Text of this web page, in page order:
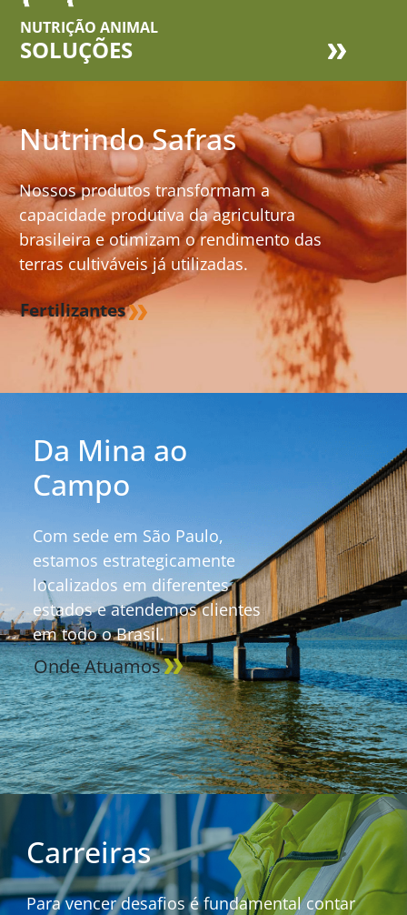
NUTRIÇÃO ANIMAL
SOLUÇÕES
Nutrindo Safras
Nossos produtos transformam a
capacidade produtiva da agricultura
brasileira e otimizam o rendimento das
terras cultiváveis já utilizadas.
Fertilizantes
Da Mina ao
Campo
Com sede em São Paulo,
estamos estrategicamente
localizados em diferentes
estados e atendemos clientes
em todo o Brasil.
Onde Atuamos
Carreiras
Para vencer desafios é fundamental contar